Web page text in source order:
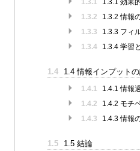
1.3.1
1.3.1 効果
1.3.2
1.3.2 情報
1.3.3
1.3.3 フィ
1.3.4
1.3.4 学習
1.4 1.4 情報インプット
1.4.1
1.4.1 情報
1.4.2
1.4.2 モチ
1.4.3
1.4.3 情報
1.5 1.5 結論